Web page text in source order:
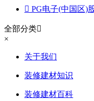
 PG电子(中国区)
全部分类
×
关于我们
装修建材知识
装修建材百科